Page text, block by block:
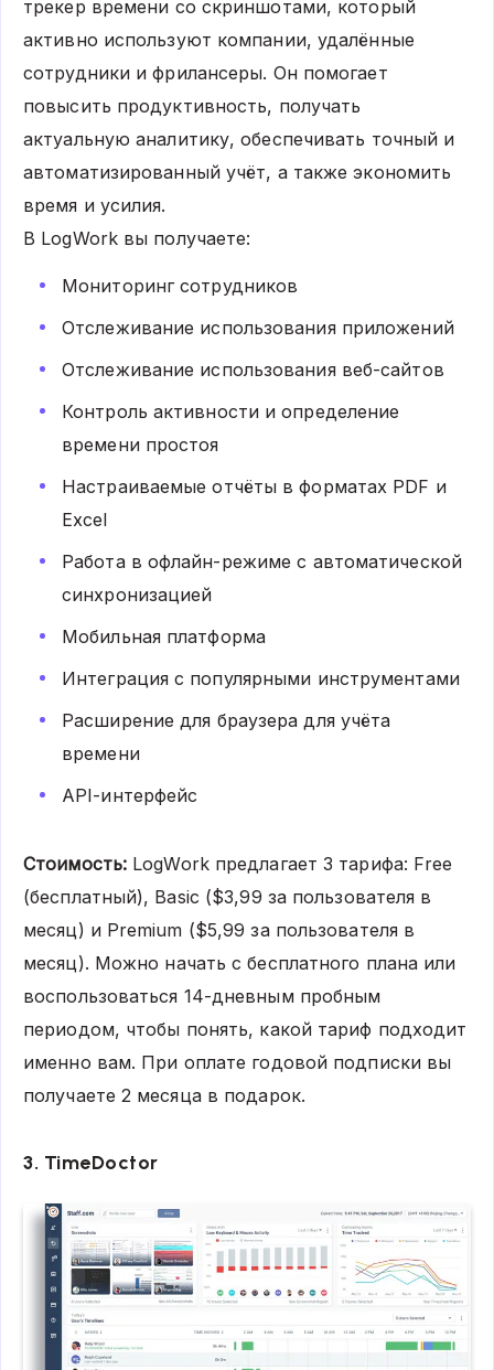
трекер времени со скриншотами, который
активно используют компании, удалённые
сотрудники и фрилансеры. Он помогает
повысить продуктивность, получать
актуальную аналитику, обеспечивать точный и
автоматизированный учёт, а также экономить
время и усилия.
В LogWork вы получаете:
Мониторинг сотрудников
Отслеживание использования приложений
Отслеживание использования веб-сайтов
Контроль активности и определение
времени простоя
Настраиваемые отчёты в форматах PDF и
Excel
Работа в офлайн-режиме с автоматической
синхронизацией
Мобильная платформа
Интеграция с популярными инструментами
Расширение для браузера для учёта
времени
API-интерфейс
Стоимость: LogWork предлагает 3 тарифа: Free
(бесплатный), Basic ($3,99 за пользователя в
месяц) и Premium ($5,99 за пользователя в
месяц). Можно начать с бесплатного плана или
воспользоваться 14-дневным пробным
периодом, чтобы понять, какой тариф подходит
именно вам. При оплате годовой подписки вы
получаете 2 месяца в подарок.
3. TimeDoctor